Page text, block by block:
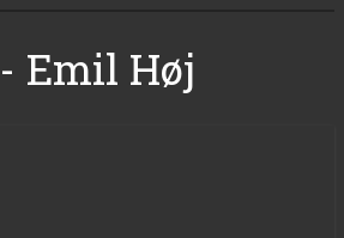
Emil Høj